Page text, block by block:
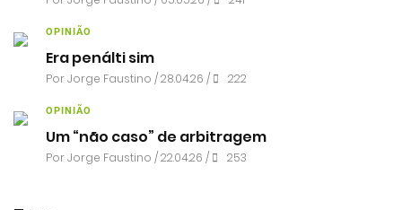
OPINIÃO
Era penálti sim
PorJorge Faustino / 28.04.26 / 222
OPINIÃO
Um “não caso” de arbitragem
PorJorge Faustino / 22.04.26 / 253